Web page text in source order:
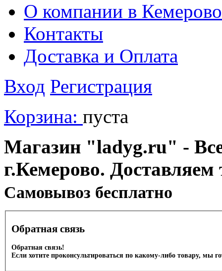
О компании в Кемерово
Контакты
Доставка и Оплата
Вход Регистрация
Корзина: пуста
Магазин "ladyg.ru" -
г.Кемерово.
Cамовывоз бесплатно
Обратная связь
Обратная связь!
Если хотите проконсультироваться по какому-либо товару, мы